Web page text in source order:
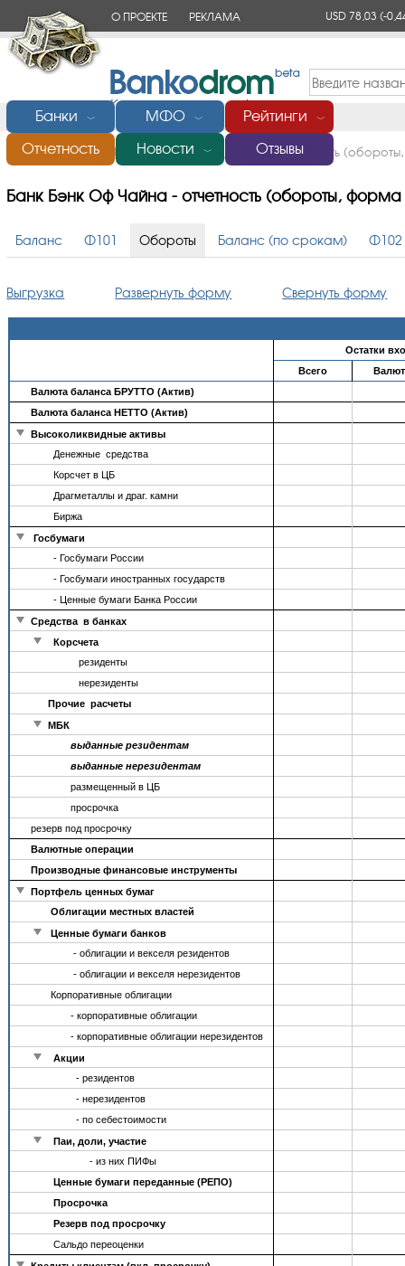
О ПРОЕКТЕ РЕКЛАМА USD 78,03(-
Банки ﹀ МФО ﹀ Рейтинги ﹀
Отчетность Новости ﹀ Отзывы
Главная/Банки России/Бэнк Оф Чайна/ Отчетность
Банк Бэнк Оф Чайна - отчетность (обороты, форма
Баланс Ф101 Обороты Баланс (по срокам) Ф102
Выгрузка Развернуть форму Свернуть форму
Остатки
Всего
Валюта баланса БРУТТО (Актив)
Валюта баланса НЕТТО (Актив)
Высоколиквидные активы
Денежные средства
Корсчет в ЦБ
Драгметаллы и драг. камни
Биржа
Госбумаги
- Госбумаги России
- Госбумаги иностранных государств
- Ценные бумаги Банка России
Средства в банках
Корсчета
резиденты
нерезиденты
Прочие расчеты
МБК
выданные резидентам
выданные нерезидентам
размещенный в ЦБ
просрочка
резерв под просрочку
Валютные операции
Производные финансовые инструменты
Портфель ценных бумаг
Облигации местных властей
Ценные бумаги банков
- облигации и векселя резидентов
- облигации и векселя нерезидентов
Корпоративные облигации
- корпоративные облигации
- корпоративные облигации нерезидентов
Акции
- резидентов
- нерезидентов
- по себестоимости
Паи, доли, участие
- из них ПИФы
Ценные бумаги переданные (РЕПО)
Просрочка
Резерв под просрочку
Сальдо переоценки